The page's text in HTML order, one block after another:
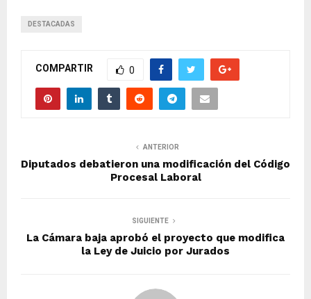
DESTACADAS
COMPARTIR 0
ANTERIOR
Diputados debatieron una modificación del Código
Procesal Laboral
SIGUIENTE
La Cámara baja aprobó el proyecto que modifica
la Ley de Juicio por Jurados